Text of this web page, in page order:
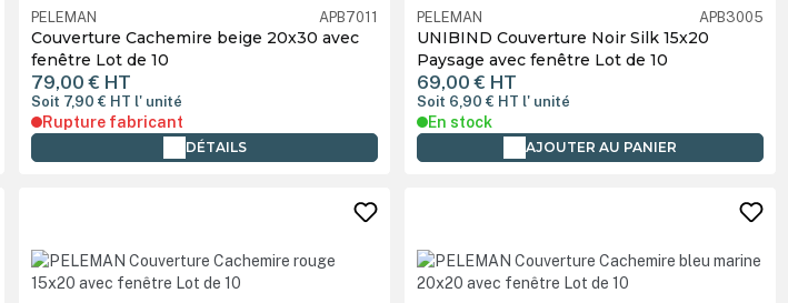
PELEMAN APB7011
Couverture Cachemire beige 20x30 avec
fenêtre Lot de 10
79,00 € HT
Soit 7,90 € HT l' unité
Rupture fabricant
DÉTAILS
PELEMAN APB3005
UNIBIND Couverture Noir Silk 15x20
Paysage avec fenêtre Lot de 10
69,00 € HT
Soit 6,90 € HT l' unité
En stock
AJOUTER AU PANIER